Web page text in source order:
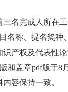
名完成人所在工
名称、提名奖种
产权及代表性
和盖章pdf版于8
容保持一致。